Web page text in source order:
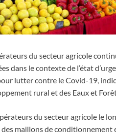
du secteur agricole
dans le contexte de l’état
lutter contre le Covid-19,
rural et des Eaux et
du secteur agricole le
des maillons de